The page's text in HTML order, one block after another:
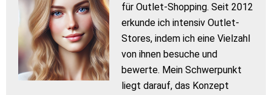
für Outlet-Shopping. Seit 2012
erkunde ich intensiv Outlet-
Stores, indem ich eine Vielzahl
von ihnen besuche und
bewerte. Mein Schwerpunkt
liegt darauf, das Konzept